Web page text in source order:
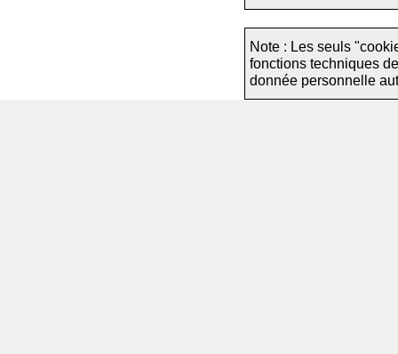
Note : Les seuls
fonctions techniques
donnée personnelle